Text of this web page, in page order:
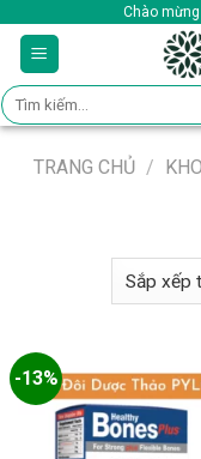
content
Chào
Tìm
kiếm:
TRANG CHỦ /
-13%